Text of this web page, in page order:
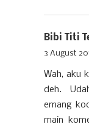
Bibi Titi
3 August
Wah, aku
deh.
emang
main